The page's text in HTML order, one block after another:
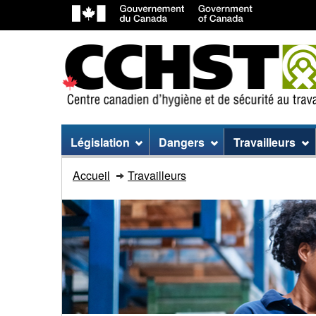
Menu
du
site
Législation Dangers Travailleurs
Accueil Travailleurs